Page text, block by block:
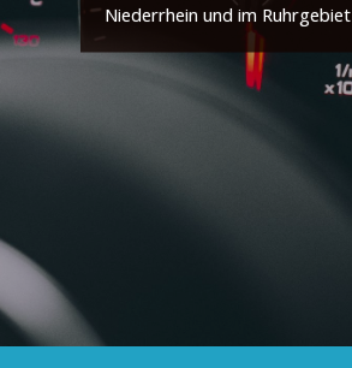
Niederrhein und im Ruhrgebiet